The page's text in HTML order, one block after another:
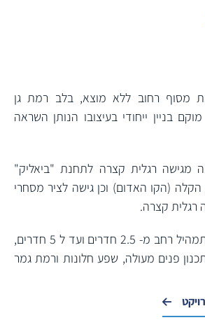
מסוף רחוב ללא מוצא, בלב רמת גן
בניין ייחודי בעיצובו הנותן השראה
מגישה רגלית קצרה לתחנת "ביאליק"
(הקו האדום) וכן גישה לציר מסחרי
רגלית קצרה.
בבניין בן 9 הקומות, תמהיל רחב מ- 2.5 חדרים ועד ל 5 חדרים,
פנים מעולה, שפע חלונות ורמת גמר